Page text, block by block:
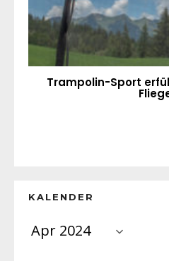
Trampolin-Sport
KALENDER